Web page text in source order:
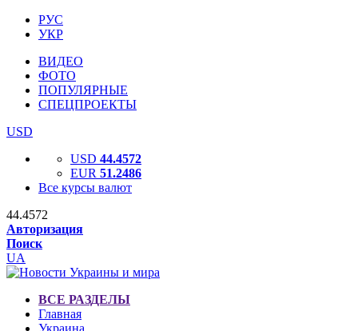
РУС
УКР
ВИДЕО
ФОТО
ПОПУЛЯРНЫЕ
СПЕЦПРОЕКТЫ
USD
USD 44.4572
EUR 51.2486
Все курсы валют
44.4572
Авторизация
Поиск
UA
ВСЕ РАЗДЕЛЫ
Главная
Украина